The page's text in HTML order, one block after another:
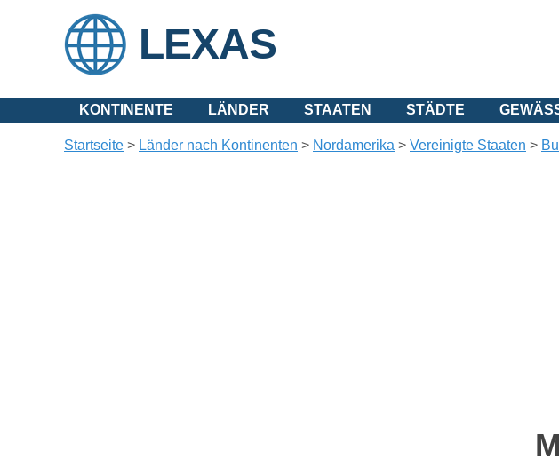
LEXAS
KONTINENTE LÄNDER STAATEN STÄDTE
Startseite > Länder nach Kontinenten > Nordamerika > Vereinigte Staaten >
M